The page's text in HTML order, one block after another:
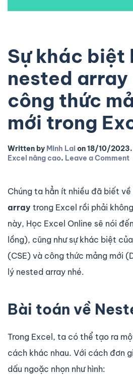
Sự khác biệt
nested array
công thức
mới trong
Written by Minh Laion18/10/2023
Excel nâng cao. Leave a Comment
Chúng ta hẳn ít nhiều đã biết về
array trong Excel rồi phải
này, Học Excel Online sẽ nói đến
lồng), cũng như sự khác biệt
(CSE) và công thức mảng mới
lý nested array nhé.
Bài toán về
Trong Excel, ta có thể tạo ra
cách khác nhau. Với cách đơn
dấu ngoặc nhọn như hình: